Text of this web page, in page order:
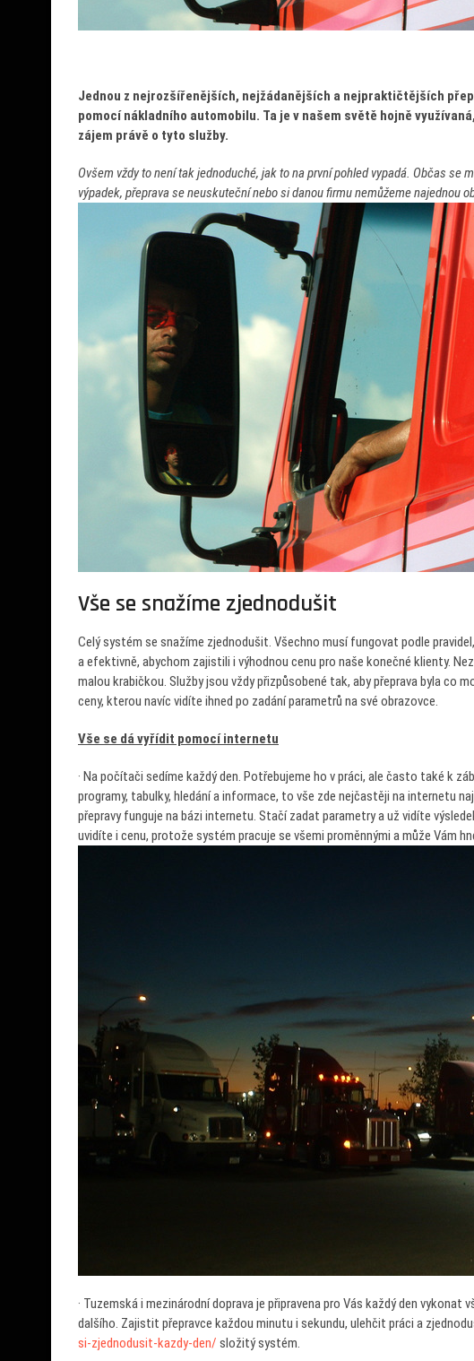
Jednou z nejrozšířenějších, nejžádanějších a nejpraktičtějších
pomocí nákladního automobilu. Ta je v našem světě hojně
zájem právě o tyto služby.
Ovšem vždy to není tak jednoduché, jak to na první pohled vypadá. Občas se
výpadek, přeprava se neuskuteční nebo si danou firmu nemůžeme najednou
Vše se snažíme zjednodušit
Celý systém se snažíme zjednodušit. Všechno musí fungovat podle
a efektivně, abychom zajistili i výhodnou cenu pro naše konečné klienty.
malou krabičkou. Služby jsou vždy přizpůsobené tak, aby přeprava byla co
ceny, kterou navíc vidíte ihned po zadání parametrů na své obrazovce.
Vše se dá vyřídit pomocí internetu
· Na počítači sedíme každý den. Potřebujeme ho v práci, ale často také k
programy, tabulky, hledání a informace, to vše zde nejčastěji na internetu
přepravy funguje na bázi internetu. Stačí zadat parametry a už vidíte
uvidíte i cenu, protože systém pracuje se všemi proměnnými a může Vám
· Tuzemská i mezinárodní dopravaje připravena pro Vás každý den vykonat
dalšího. Zajistit přepravce každou minutu i sekundu, ulehčit práci a
si-zjednodusit-kazdy-den/ složitý systém.